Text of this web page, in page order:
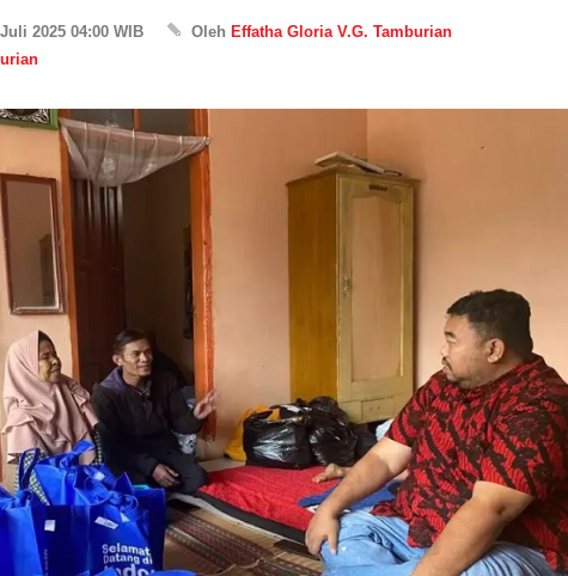
2025 04:00 WIB Oleh Effatha Gloria V.G. Tamburian